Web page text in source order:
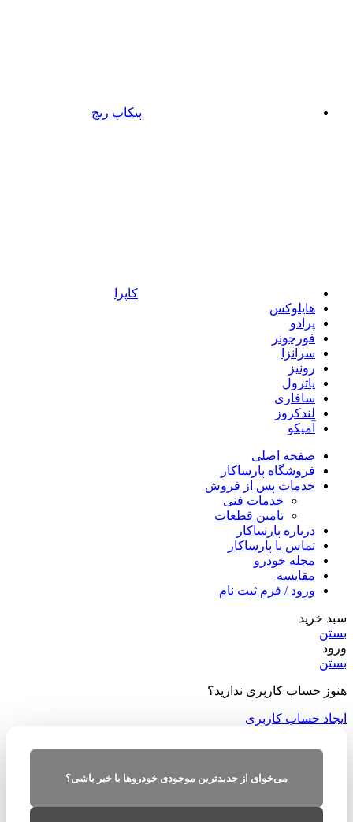
پیکاپ ریچ
کاپرا
هایلوکس
پرادو
فورچونر
سرانزا
رونیز
پاترول
سافاری
لندکروز
آمیکو
صفحه اصلی
فروشگاه پارساکار
خدمات پس از فروش
خدمات فنی
تامین قطعات
درباره پارساکار
تماس با پارساکار
مجله خودرو
مقایسه
ورود / فرم ثبت نام
سبد خرید
بستن
ورود
بستن
هنوز حساب کاربری ندارید؟
ایجاد حساب کاربری
می‌خوای از جدیدترین موجودی خودروها با خبر باشی؟